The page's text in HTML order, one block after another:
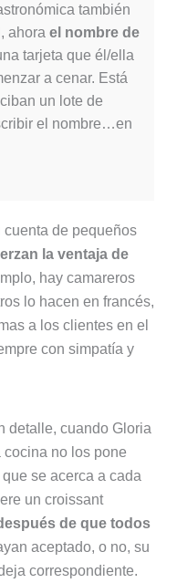
también
ahora el nombre de
tarjeta que él/ella
a cenar. Está
un lote de
el nombre…en
de pequeños
la ventaja de
hay camareros
lo hacen en francés,
a los clientes en el
con simpatía y
detalle, cuando Gloria
no los pone
se acerca a cada
un croissant
de que todos
aceptado, o no, su
correspondiente.